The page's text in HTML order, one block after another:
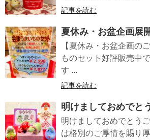
記事を読む
夏休み・お盆企画展
【夏休み・お盆企画の
ものセット好評販売中
す ...
記事を読む
明けましておめでと
明けましておめでとう
は格別のご厚情を賜り